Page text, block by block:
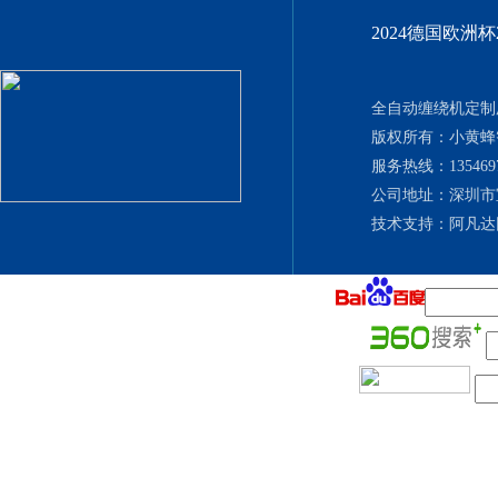
2024德国欧洲
全自动缠绕机定
版权所有：小黄
服务热线：
公司地址：深圳
技术支持： 阿凡